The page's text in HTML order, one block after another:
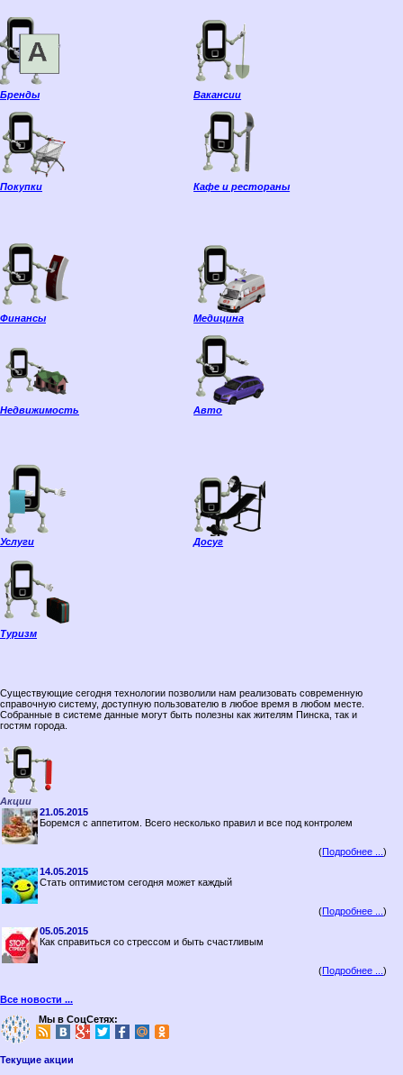
Бренды Вакансии
Покупки Кафе и рестораны
Финансы Медицина
Недвижимость Авто
Услуги Досуг
Туризм
Существующие сегодня технологии позволили нам реализовать современную
справочную систему, доступную пользователю в любое время в любом месте.
Собранные в системе данные могут быть полезны как жителям Пинска, так и
гостям города.
Акции
21.05.2015
Боремся с аппетитом. Всего несколько правил и все под контролем
(Подробнее ...)
14.05.2015
Стать оптимистом сегодня может каждый
(Подробнее ...)
05.05.2015
Как справиться со стрессом и быть счастливым
(Подробнее ...)
Все новости ...
Мы в СоцСетях:
Текущие акции